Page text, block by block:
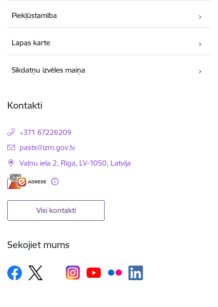
Piekļūstamība
Lapas karte
Sīkdatņu izvēles maiņa
Kontakti
+371 67226209
E-pasts:
pasts@izm.gov.lv
Vaļņu iela 2, Rīga, LV-1050, Latvija
Visi kontakti
Sekojiet mums